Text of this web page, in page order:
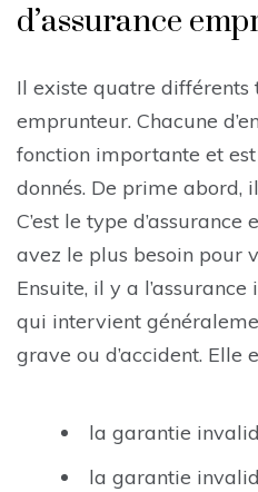
d’assurance
Il existe quatre différents
emprunteur. Chacune
fonction importante et
donnés. De prime abord,
C’est le type
avez le plus besoin pour
Ensuite, il y a
qui intervient
grave ou d’accident. Elle
la garantie
la garantie